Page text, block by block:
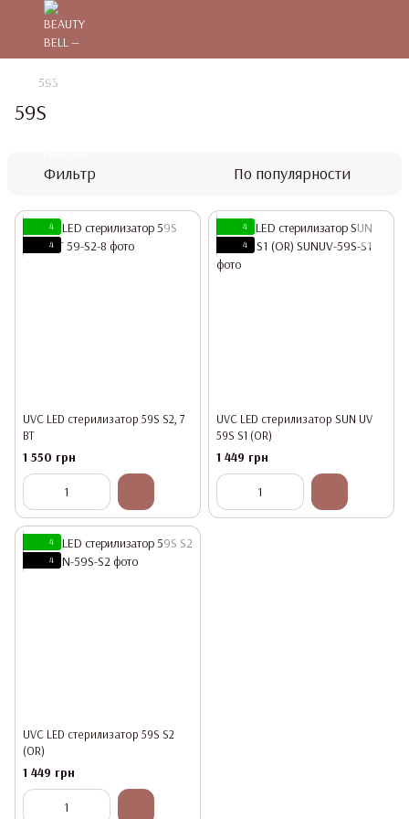
59S
59S
Фильтр По популярности
4
4
UVC LED стерилизатор 59S S2, 7
ВТ
1 550 грн
4
4
UVC LED стерилизатор SUN UV
59S S1 (OR)
1 449 грн
4
4
UVC LED стерилизатор 59S S2
(ОR)
1 449 грн